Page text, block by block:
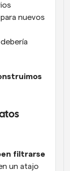
nuevos
filtrarse
un atajo